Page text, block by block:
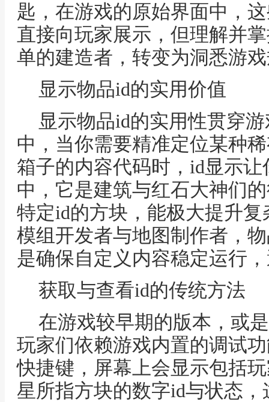
匙，在游戏的原始界面中，
直接向玩家展示，但理解并
单的建造者，转变为洞悉游
显示物品id的实用价值
显示物品id的实用性贯穿
中，当你需要精准定位某种
箱子的内容代码时，id显示
中，它是建筑与红石大神们
特定id的方块，能极大提升
模组开发者与地图制作者，
是确保自定义内容稳定运行
获取与查看id的传统方法
在游戏较早期的版本，或
玩家们依赖游戏内置的调试
快捷键，屏幕上会显示包括
星所指方块的数字id与状态